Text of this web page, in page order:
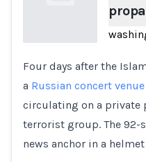
Loading...
Four days after the
a Russian concert venue
circulating on a
terrorist group. The 92-
news anchor in a